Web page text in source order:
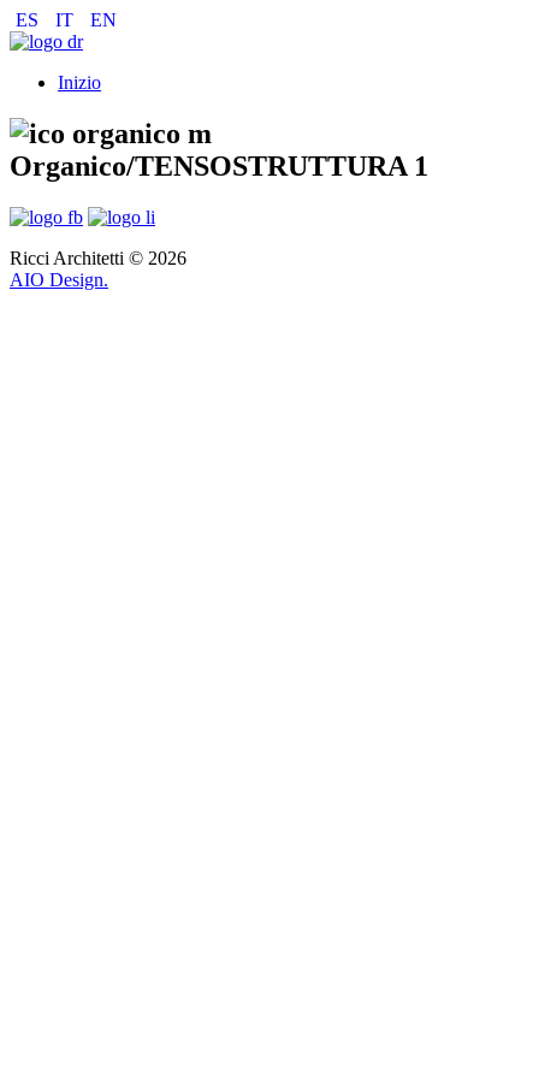
ES IT EN
Inizio
Organico/TENSOSTRUTTURA 1
Ricci Architetti © 2026
AIO Design.